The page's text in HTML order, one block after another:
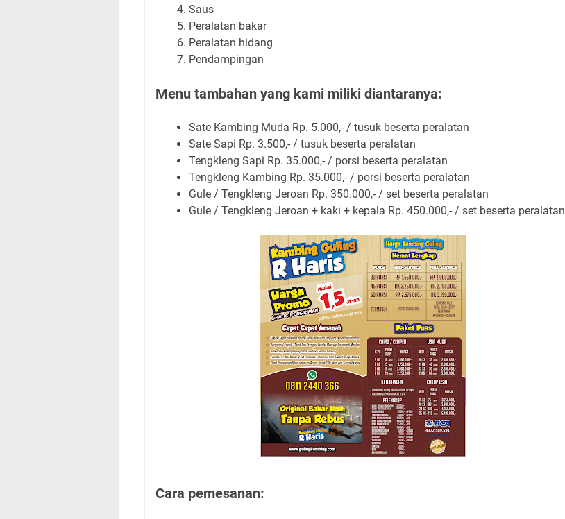
Saus
Peralatan bakar
Peralatan hidang
Pendampingan
Menu tambahan yang kami miliki diantaranya:
Sate Kambing Muda Rp. 5.000,- / tusuk beserta peralatan
Sate Sapi Rp. 3.500,- / tusuk beserta peralatan
Tengkleng Sapi Rp. 35.000,- / porsi beserta peralatan
Tengkleng Kambing Rp. 35.000,- / porsi beserta peralatan
Gule / Tengkleng Jeroan Rp. 350.000,- / set beserta peralatan
Gule / Tengkleng Jeroan + kaki + kepala Rp. 450.000,- / set beserta peralatan
Cara pemesanan: